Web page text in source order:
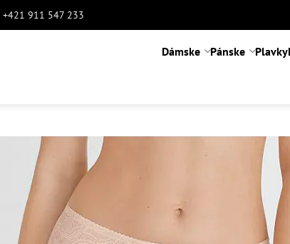
+421 911 547 233
Dámske Pánske Plavky